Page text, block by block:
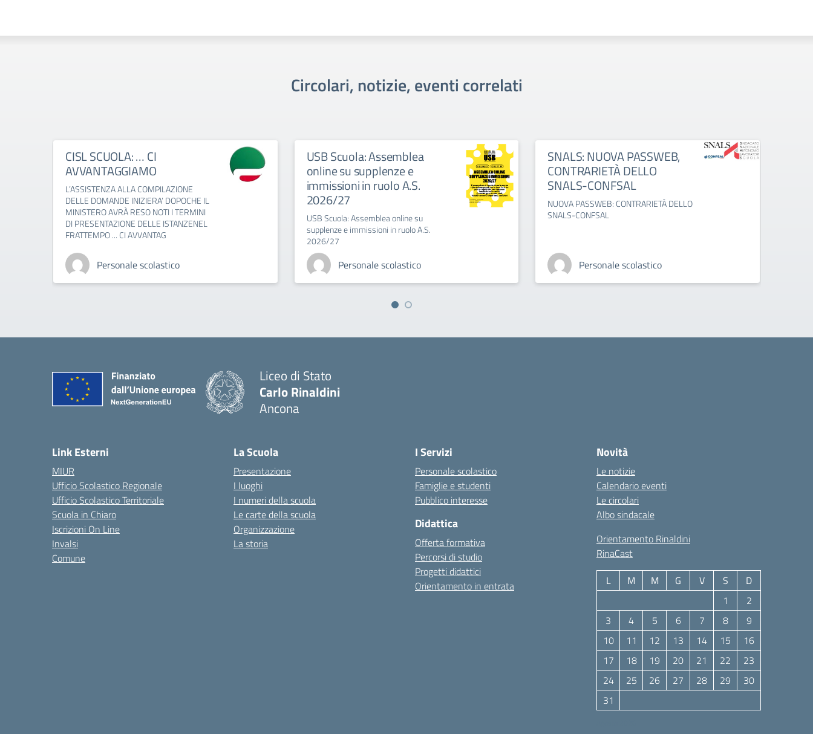
Circolari, notizie, eventi correlati
CISL SCUOLA: … CI
AVVANTAGGIAMO
L’ASSISTENZA ALLA COMPILAZIONE
DELLE DOMANDE INIZIERA’ DOPOCHE IL
MINISTERO AVRÀ RESO NOTI I TERMINI
DI PRESENTAZIONE DELLE ISTANZENEL
FRATTEMPO ... CI AVVANTAG
Personale scolastico
USB Scuola: Assemblea
online su supplenze e
immissioni in ruolo A.S.
2026/27
USB Scuola: Assemblea online su
supplenze e immissioni in ruolo A.S.
2026/27
Personale scolastico
SNALS: NUOVA PASSWEB,
CONTRARIETÀ DELLO
SNALS-CONFSAL
NUOVA PASSWEB: CONTRARIETÀ DELLO
SNALS-CONFSAL
Personale scolastico
Liceo di Stato
Carlo Rinaldini
Ancona
Link Esterni
MIUR
Ufficio Scolastico Regionale
Ufficio Scolastico Territoriale
Scuola in Chiaro
Iscrizioni On Line
Invalsi
Comune
La Scuola
Presentazione
I luoghi
I numeri della scuola
Le carte della scuola
Organizzazione
La storia
I Servizi
Personale scolastico
Famiglie e studenti
Pubblico interesse
Didattica
Offerta formativa
Percorsi di studio
Progetti didattici
Orientamento in entrata
Novità
Le notizie
Calendario eventi
Le circolari
Albo sindacale
Orientamento Rinaldini
RinaCast
L M M G V S
D
1
2
3
4 5 6 7 8
9
10
11 12 13 14 15
16
17
18 19 20 21 22
23
24
25 26 27 28 29
30
31